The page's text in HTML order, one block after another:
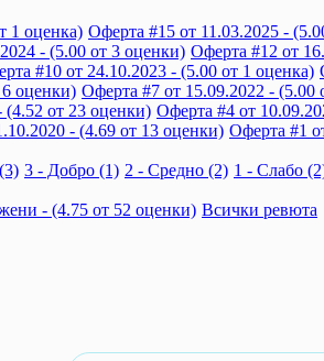
1 оценка) Оферта #15 от 11.03.2025 -
- (5.00 от 3 оценки) Оферта #12 от
#10 от 24.10.2023 - (5.00 от 1 оценка)
оценки) Оферта #7 от 15.09.2022 - (5.00
(4.52 от 23 оценки) Оферта #4 от
- (4.69 от 13 оценки) Оферта #1
3 - Добро (1) 2 - Средно (2) 1 - Слабо
- (4.75 от 52 оценки) Всички ревюта